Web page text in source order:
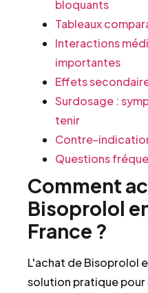
bloquants
Tableaux
Interactions
importantes
Effets
Surdosage :
tenir
Contre-
Questions
Comment
Bisoprolol
France ?
L'achat de Bisoprolol
solution pratique